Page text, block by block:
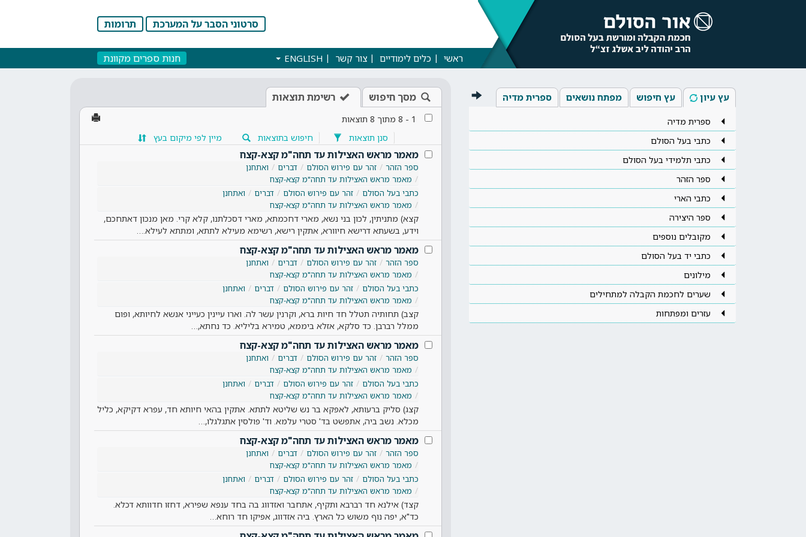
סרטוני הסבר על המערכת תרומות
ראשי כלים לימודיים צור קשר ENGLISH חנות ספרים מקוונת
עץ עיון עץ חיפוש מפתח נושאים ספרית מדיה
ספרית מדיה
כתבי בעל הסולם
כתבי תלמידי בעל הסולם
ספר הזהר
כתבי הארי
ספר היצירה
מקובלים נוספים
כתבי יד בעל הסולם
מילונים
שערים לחכמת הקבלה למתחילים
עזרים ומפתחות
מסך חיפוש רשימת תוצאות
1
-
8 מתוך 8 תוצאות
סנן תוצאות
חיפוש בתוצאות מיין לפי מיקום בעץ
מאמר מראש האצילות עד תחה"מ קצא-קצח
ספר הזהר זהר עם פירוש הסולם דברים
ואתחנן
מאמר מראש האצילות עד תחה"מ קצא-קצח
כתבי בעל הסולם
זהר עם פירוש הסולם דברים
ואתחנן
מאמר מראש האצילות עד תחה"מ קצא-קצח
קצא) מתניתין, לכון בני נשא, מארי דחכמתא, מארי דסכלתנו, קלא קרי. מאן מנכון דאתחכם,
וידע, בשעתא דרישא חיוורא, אתקין רישא, רשימא מעילא לתתא, ומתתא לעילא.…
מאמר מראש האצילות עד תחה"מ קצא-קצח
ספר הזהר זהר עם פירוש הסולם דברים
ואתחנן
מאמר מראש האצילות עד תחה"מ קצא-קצח
כתבי בעל הסולם
זהר עם פירוש הסולם דברים
ואתחנן
מאמר מראש האצילות עד תחה"מ קצא-קצח
קצב) תחותיה תטלל חד חיות ברא, וקרנין עשר לה. וארו עיינין כעייני אנשא לחיותא, ופום
ממלל רברבן. כד סלקא, אזלא ביממא, טמירא בליליא. כד נחתא,…
מאמר מראש האצילות עד תחה"מ קצא-קצח
ספר הזהר זהר עם פירוש הסולם דברים
ואתחנן
מאמר מראש האצילות עד תחה"מ קצא-קצח
כתבי בעל הסולם
זהר עם פירוש הסולם דברים
ואתחנן
מאמר מראש האצילות עד תחה"מ קצא-קצח
קצג) סליק ברעותא, לאפקא בר נש שליטא לתתא. אתקין בהאי חיותא חד, עפרא דקיקא, כליל
מכלא. נשב ביה, אתפשט בד' סטרי עלמא. וד' פולסין אתגלגלו,…
מאמר מראש האצילות עד תחה"מ קצא-קצח
ספר הזהר זהר עם פירוש הסולם דברים
ואתחנן
מאמר מראש האצילות עד תחה"מ קצא-קצח
כתבי בעל הסולם
זהר עם פירוש הסולם דברים
ואתחנן
מאמר מראש האצילות עד תחה"מ קצא-קצח
קצד) אילנא חד רברבא ותקיף, אתחבר ואזדווג בה בחד ענפא שפירא, דחזו חדוותא דכלא.
כד"א, יפה נוף משוש כל הארץ. ביה אזדווג, אפיקו חד רוחא…